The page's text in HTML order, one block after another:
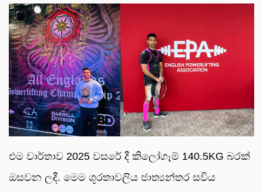
එම වාර්තාව 2025 වසරේ දී කිලෝගෑම් 140.5KG බරක්
ඔසවන ලදී. මෙම ශූරතාවලිය ජාත්‍යන්තර සවිය